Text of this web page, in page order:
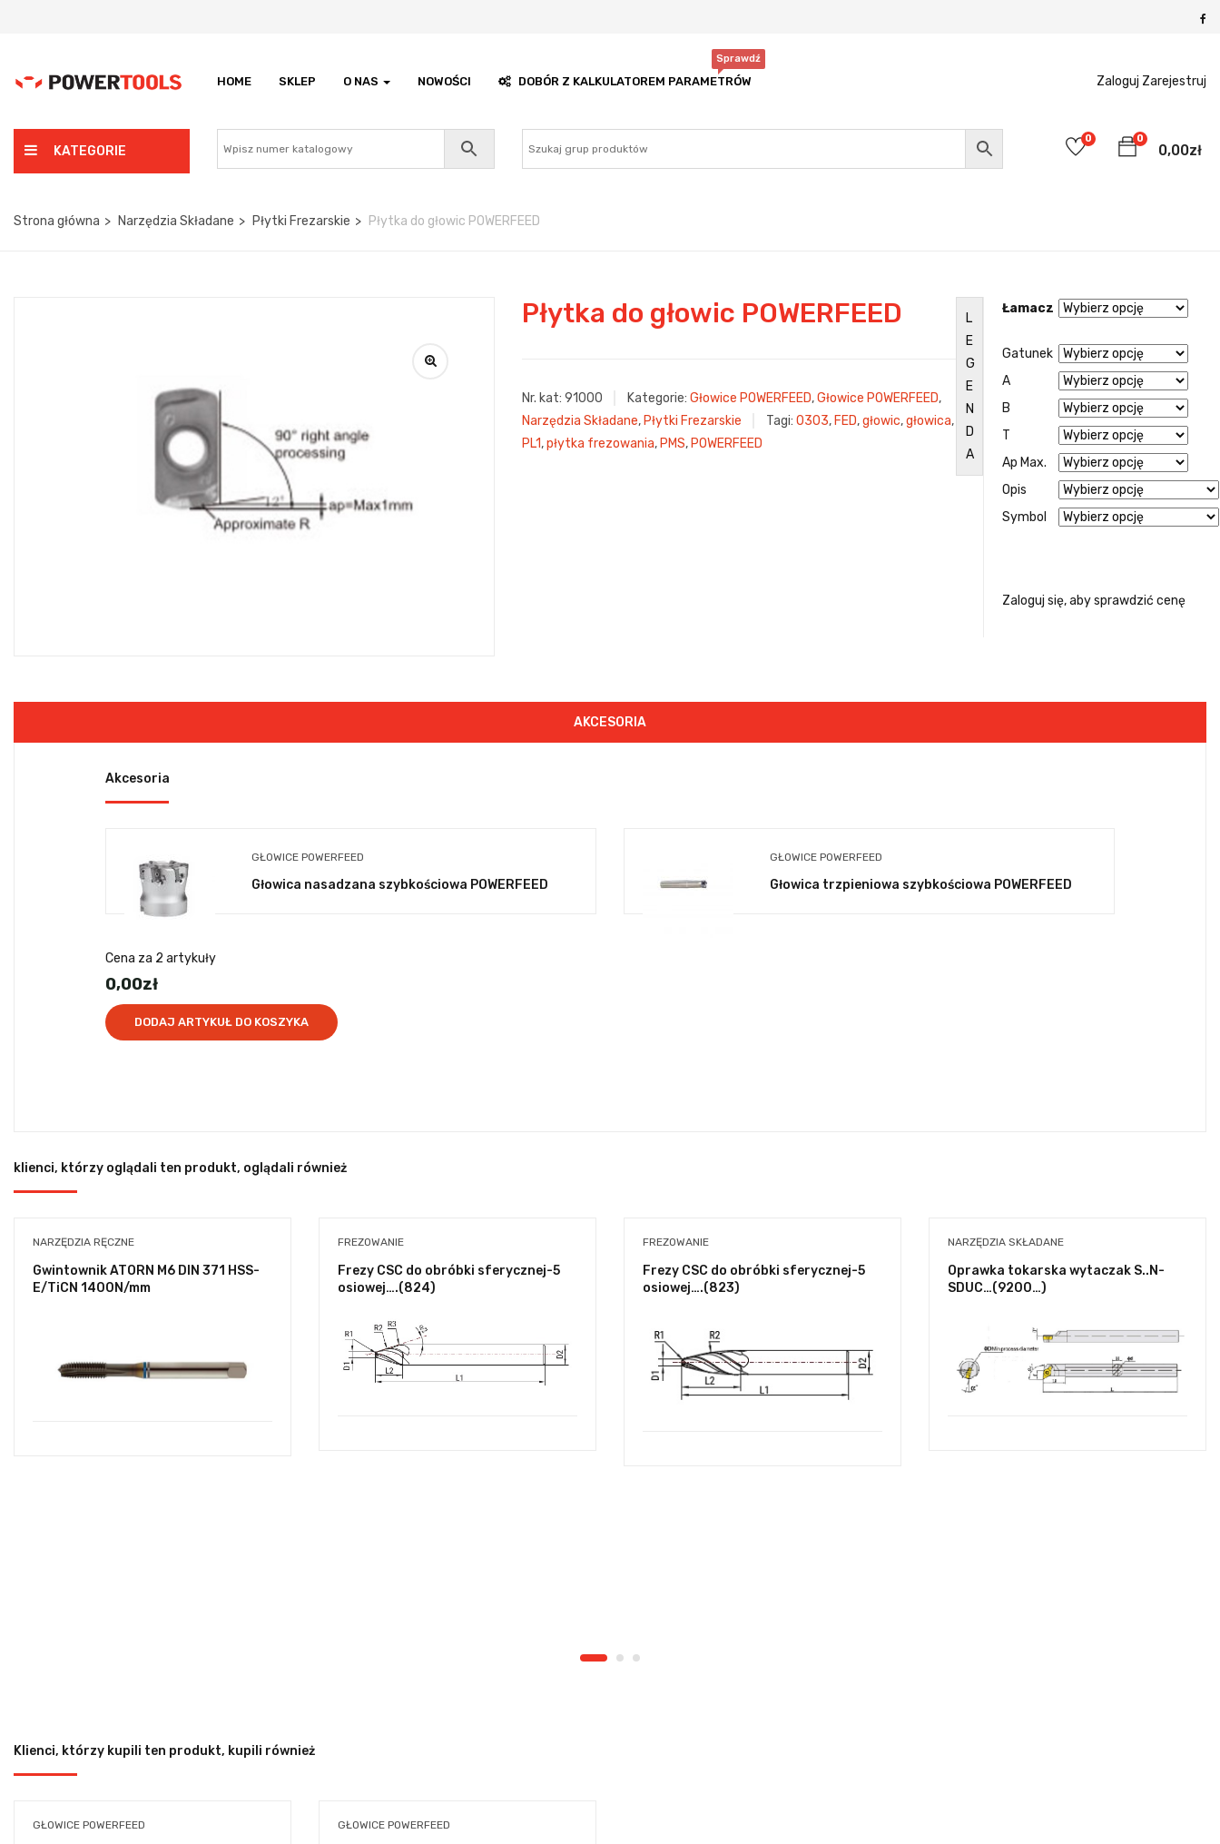
HOME SKLEP O NAS NOWOŚCI
Sprawdź
DOBÓR Z KALKULATOREM PARAMETRÓW Zaloguj Zarejestruj
KATEGORIE
0
0,00zł
0
Strona główna Narzędzia Składane Płytki Frezarskie Płytka do głowic POWERFEED
Płytka do głowic POWERFEED
Nr. kat: 91000 Kategorie: Głowice POWERFEED,Głowice POWERFEED,
Narzędzia Składane, Płytki Frezarskie Tagi: 0303, FED,głowic,głowica,
PL1,płytka frezowania, PMS, POWERFEED
L
E
G
E
N
D
A
Łamacz
Gatunek
A
B
T
Ap Max.
Opis
Symbol
Zaloguj się, aby sprawdzić cenę
AKCESORIA
Akcesoria
GŁOWICE POWERFEED
Głowica nasadzana szybkościowa POWERFEED
GŁOWICE POWERFEED
Głowica trzpieniowa szybkościowa POWERFEED
Cena za 2 artykuły
0,00zł
DODAJ ARTYKUŁ DO KOSZYKA
klienci, którzy oglądali ten produkt, oglądali również
NARZĘDZIA RĘCZNE
Gwintownik ATORN M6 DIN 371 HSS-
E/TiCN 1400N/mm
FREZOWANIE
Frezy CSC do obróbki sferycznej-5
osiowej….(824)
FREZOWANIE
Frezy CSC do obróbki sferycznej-5
osiowej….(823)
NARZĘDZIA SKŁADANE
Oprawka tokarska wytaczak S..N-
SDUC…(9200…)
Klienci, którzy kupili ten produkt, kupili również
GŁOWICE POWERFEED GŁOWICE POWERFEED